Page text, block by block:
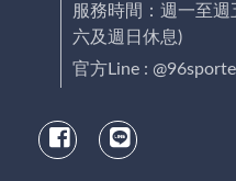
服務時間：週一至
六及週日休息)
官方Line :